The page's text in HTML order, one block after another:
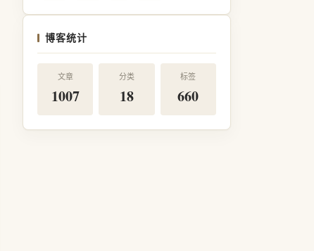
博客统计
文章
1007
分类
18
标签
660